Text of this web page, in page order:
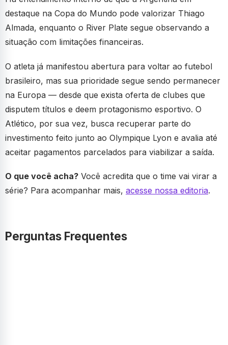
destaque na Copa do Mundo pode valorizar Thiago
Almada, enquanto o River Plate segue observando a
situação com limitações financeiras.
O atleta já manifestou abertura para voltar ao futebol
brasileiro, mas sua prioridade segue sendo permanecer
na Europa — desde que exista oferta de clubes que
disputem títulos e deem protagonismo esportivo. O
Atlético, por sua vez, busca recuperar parte do
investimento feito junto ao Olympique Lyon e avalia até
aceitar pagamentos parcelados para viabilizar a saída.
O que você acha? Você acredita que o time vai virar a
série? Para acompanhar mais, acesse nossa editoria.
Perguntas Frequentes